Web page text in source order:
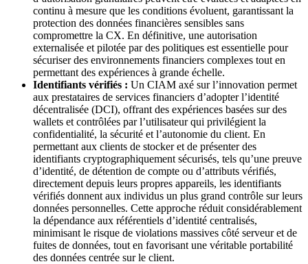
continu à mesure que les conditions évoluent, garantissant la
protection des données financières sensibles sans
compromettre la CX. En définitive, une autorisation
externalisée et pilotée par des politiques est essentielle pour
sécuriser des environnements financiers complexes tout en
permettant des expériences à grande échelle.
Identifiants vérifiés : Un CIAM axé sur l’innovation permet
aux prestataires de services financiers d’adopter l’identité
décentralisée (DCI), offrant des expériences basées sur des
wallets et contrôlées par l’utilisateur qui privilégient la
confidentialité, la sécurité et l’autonomie du client. En
permettant aux clients de stocker et de présenter des
identifiants cryptographiquement sécurisés, tels qu’une preuve
d’identité, de détention de compte ou d’attributs vérifiés,
directement depuis leurs propres appareils, les identifiants
vérifiés donnent aux individus un plus grand contrôle sur leurs
données personnelles. Cette approche réduit considérablement
la dépendance aux référentiels d’identité centralisés,
minimisant le risque de violations massives côté serveur et de
fuites de données, tout en favorisant une véritable portabilité
des données centrée sur le client.